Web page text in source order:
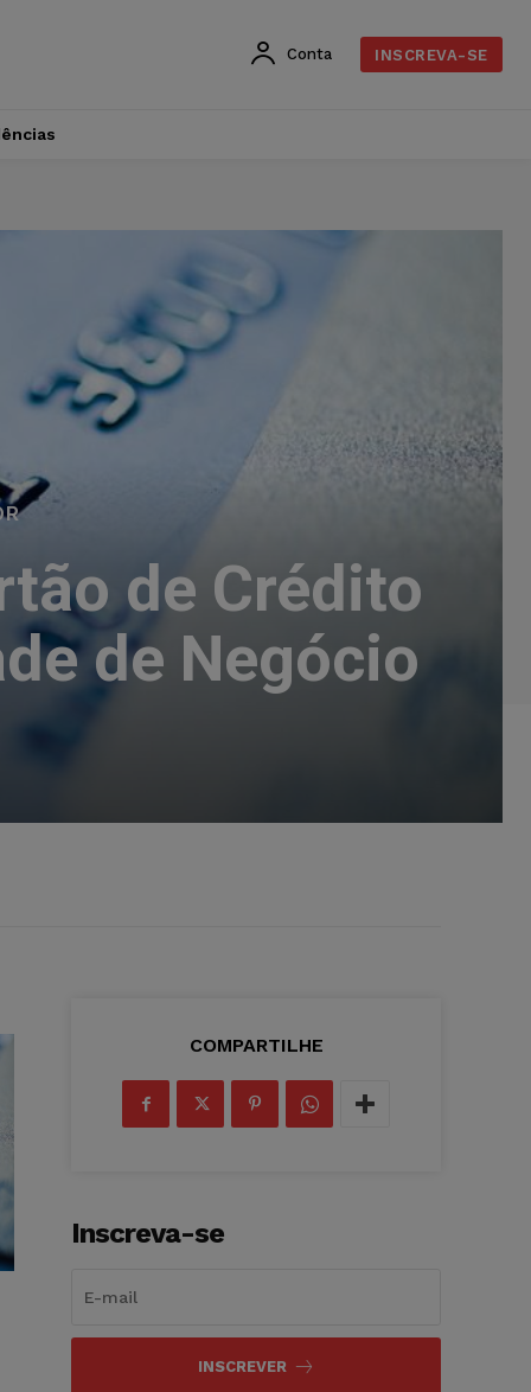
Conta INSCREVA-SE
de Crédito
de Negócio
COMPARTILHE
Inscreva-se
INSCREVER